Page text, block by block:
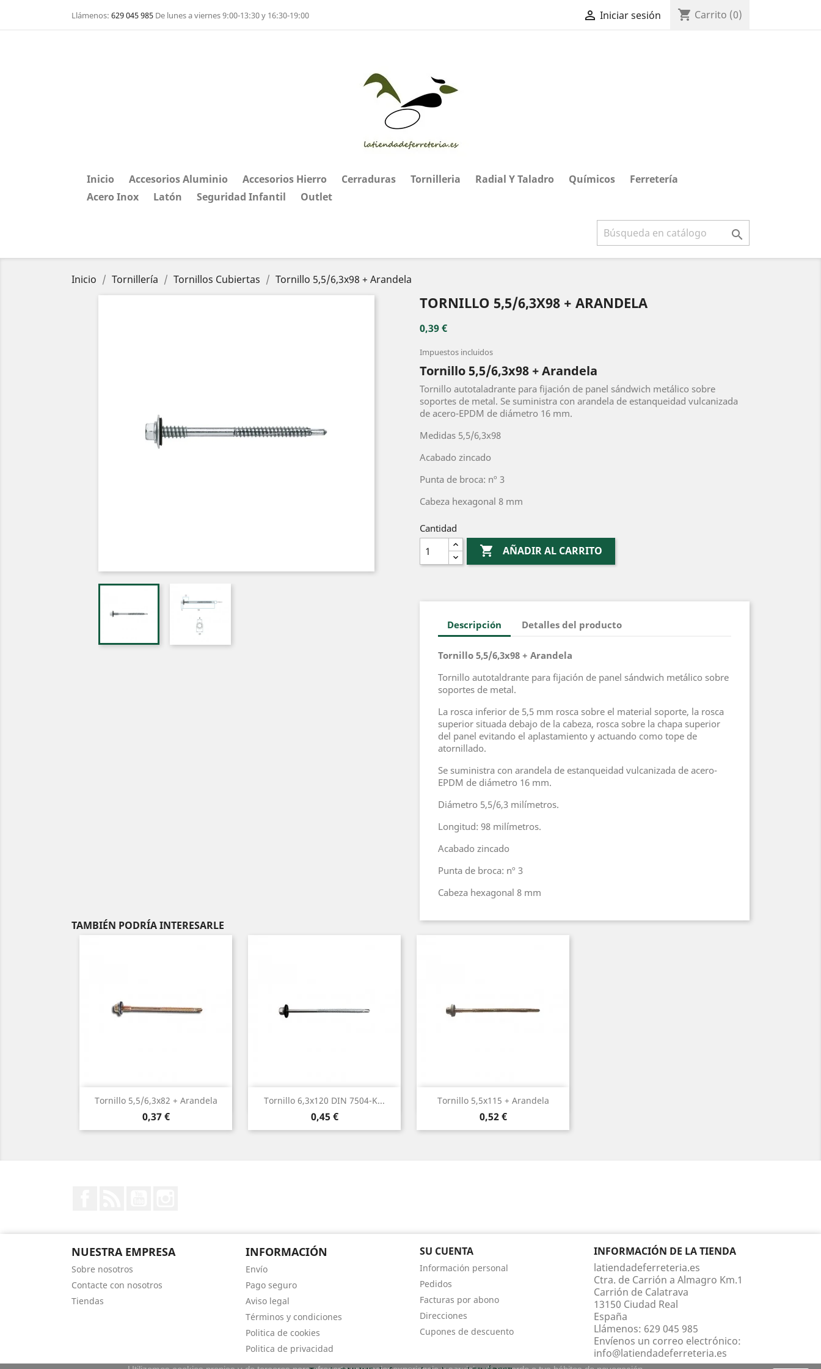
Llámenos: 629 045 985 De lunes a viernes 9:00-13:30 y 16:30-19:00  Iniciar sesión shopping_cart Carrito (0)
Inicio Accesorios Aluminio Accesorios Hierro Cerraduras Tornilleria Radial Y Taladro Químicos
Ferretería
Acero Inox
Latón Seguridad Infantil Outlet

Inicio Tornillería Tornillos Cubiertas Tornillo 5,5/6,3x98 + Arandela
TORNILLO 5,5/6,3X98 + ARANDELA
0,39 €
Impuestos incluidos
Tornillo 5,5/6,3x98 + Arandela
Tornillo autotaladrante para fijación de panel sándwich metálico sobre
soportes de metal. Se suministra con arandela de estanqueidad vulcanizada
de acero-EPDM de diámetro 16 mm.
Medidas 5,5/6,3x98
Acabado zincado
Punta de broca: nº 3
Cabeza hexagonal 8 mm
Cantidad
 AÑADIR AL CARRITO
Descripción Detalles del producto
Tornillo 5,5/6,3x98 + Arandela
Tornillo autotaldrante para fijación de panel sándwich metálico sobre
soportes de metal.
La rosca inferior de 5,5 mm rosca sobre el material soporte, la rosca
superior situada debajo de la cabeza, rosca sobre la chapa superior
del panel evitando el aplastamiento y actuando como tope de
atornillado.
Se suministra con arandela de estanqueidad vulcanizada de acero-
EPDM de diámetro 16 mm.
Diámetro 5,5/6,3 milímetros.
Longitud: 98 milímetros.
Acabado zincado
Punta de broca: nº 3
Cabeza hexagonal 8 mm
TAMBIÉN PODRÍA INTERESARLE
Tornillo 5,5/6,3x82 + Arandela
Precio
0,37 €
Vista rápida Tornillo 6,3x120 DIN 7504-K...
Precio
0,45 €
Vista rápida Tornillo 5,5x115 + Arandela
Precio
0,52 €
 Vista rápida
NUESTRA EMPRESA
Sobre nosotros
Contacte con nosotros
Tiendas
INFORMACIÓN
Envío
Pago seguro
Aviso legal
Términos y condiciones
Politica de cookies
Politica de privacidad
SU CUENTA
Información personal
Pedidos
Facturas por abono
Direcciones
Cupones de descuento
INFORMACIÓN DE LA TIENDA
latiendadeferreteria.es
Ctra. de Carrión a Almagro Km.1
Carrión de Calatrava
13150 Ciudad Real
España
Llámenos: 629 045 985
Envíenos un correo electrónico:
info@latiendadeferreteria.es